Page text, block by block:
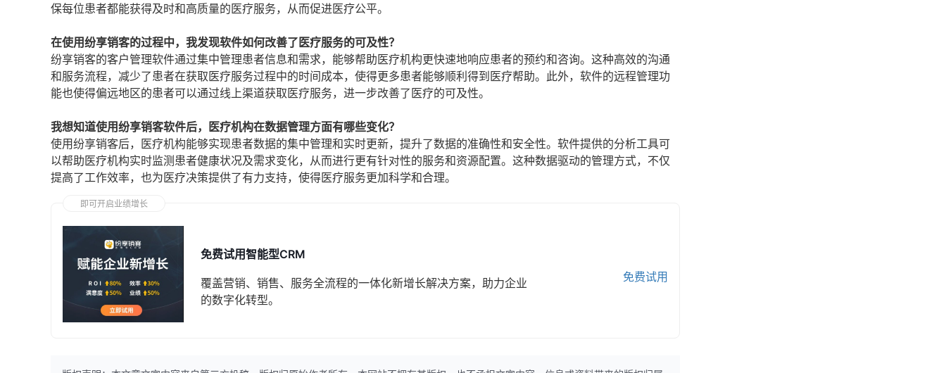
保每位患者都能获得及时和高质量的医疗服务，从而促进医疗公平。
在使用纷享销客的过程中，我发现软件如何改善了医疗服务的可及性？
纷享销客的客户管理软件通过集中管理患者信息和需求，能够帮助医疗机构更快速地响应患者的预约和咨询。这种高效的沟通
和服务流程，减少了患者在获取医疗服务过程中的时间成本，使得更多患者能够顺利得到医疗帮助。此外，软件的远程管理功
能也使得偏远地区的患者可以通过线上渠道获取医疗服务，进一步改善了医疗的可及性。
我想知道使用纷享销客软件后，医疗机构在数据管理方面有哪些变化？
使用纷享销客后，医疗机构能够实现患者数据的集中管理和实时更新，提升了数据的准确性和安全性。软件提供的分析工具可
以帮助医疗机构实时监测患者健康状况及需求变化，从而进行更有针对性的服务和资源配置。这种数据驱动的管理方式，不仅
提高了工作效率，也为医疗决策提供了有力支持，使得医疗服务更加科学和合理。
即可开启业绩增长
免费试用智能型CRM
覆盖营销、销售、服务全流程的一体化新增长解决方案，助力企业
的数字化转型。
免费试用